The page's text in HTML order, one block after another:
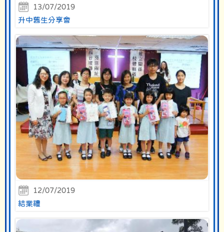
13/07/2019
升中舊生分享會
12/07/2019
結業禮